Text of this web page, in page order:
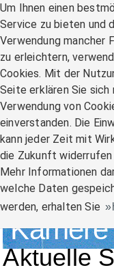
Um Ihnen einen
Service zu bieten und
Verwendung mancher
zu erleichtern,
Cookies. Mit der
Seite erklären Sie sich
Verwendung von
einverstanden. Die
kann jeder Zeit mit
die Zukunft widerrufen
Mehr Informationen
welche Daten
werden, erhalten Sie
Zum Inhalt
Navigation:
Karriere
Aktuelle